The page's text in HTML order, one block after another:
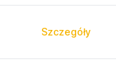
Szczegóły